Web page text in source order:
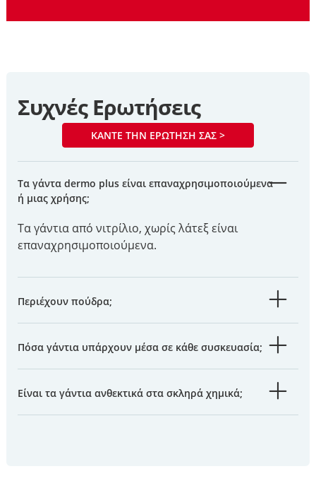
Συχνές Ερωτήσεις
ΚΆΝΤΕ ΤΗΝ ΕΡΏΤΗΣΉ ΣΑΣ >
Τα γάντα dermo plus είναι επαναχρησιμοποιούμενα
ή μιας χρήσης;
Τα γάντια από νιτρίλιο, χωρίς λάτεξ είναι
επαναχρησιμοποιούμενα.
Περιέχουν πούδρα;
Πόσα γάντια υπάρχουν μέσα σε κάθε συσκευασία;
Είναι τα γάντια ανθεκτικά στα σκληρά χημικά;